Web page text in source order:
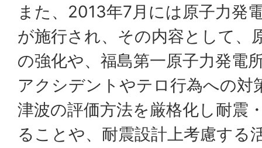
また、2013年7月には原子力発
が施行され、その内容として、
の強化や、福島第一原子力発電
アクシデントやテロ行為への対
津波の評価方法を厳格化し耐震
ることや、耐震設計上考慮する